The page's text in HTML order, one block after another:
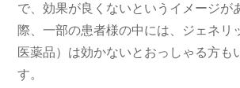
で、効果が良くないというイメージが
際、一部の患者様の中には、ジェネリ
医薬品）は効かないとおっしゃる方も
す。